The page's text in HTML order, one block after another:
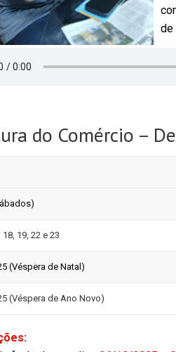
de
do Comércio –
18, 19, 22 e 23
(Véspera de Natal)
(Véspera de Ano Novo)